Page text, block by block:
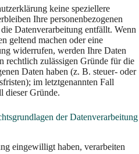
keine speziellere
Ihre personenbezogenen
Datenverarbeitung entfällt. Wenn
geltend machen oder eine
widerrufen, werden Ihre Daten
rechtlich zulässigen Gründe für die
Daten haben (z. B. steuer- oder
im letztgenannten Fall
dieser Gründe.
der Datenverarbeitung
eingewilligt haben, verarbeiten